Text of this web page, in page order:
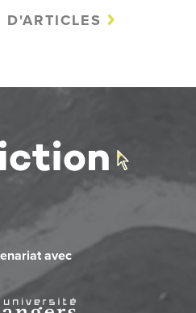
D'ARTICLES
avec